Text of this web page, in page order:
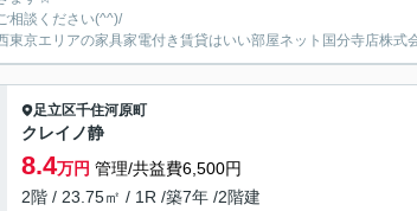
相談ください(^^)/
東京エリアの家具家電付き賃貸はいい部屋ネット国分寺店株式
足立区千住河原町
クレイノ静
8.4万円 管理/共益費6,500円
2階 / 23.75㎡ / 1R /築7年 /2階建